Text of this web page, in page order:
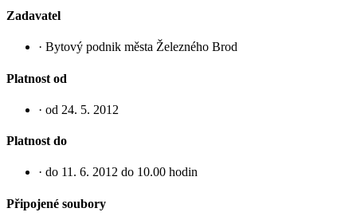
Zadavatel
· Bytový podnik města Železného Brod
Platnost od
· od 24. 5. 2012
Platnost do
· do 11. 6. 2012 do 10.00 hodin
Připojené soubory